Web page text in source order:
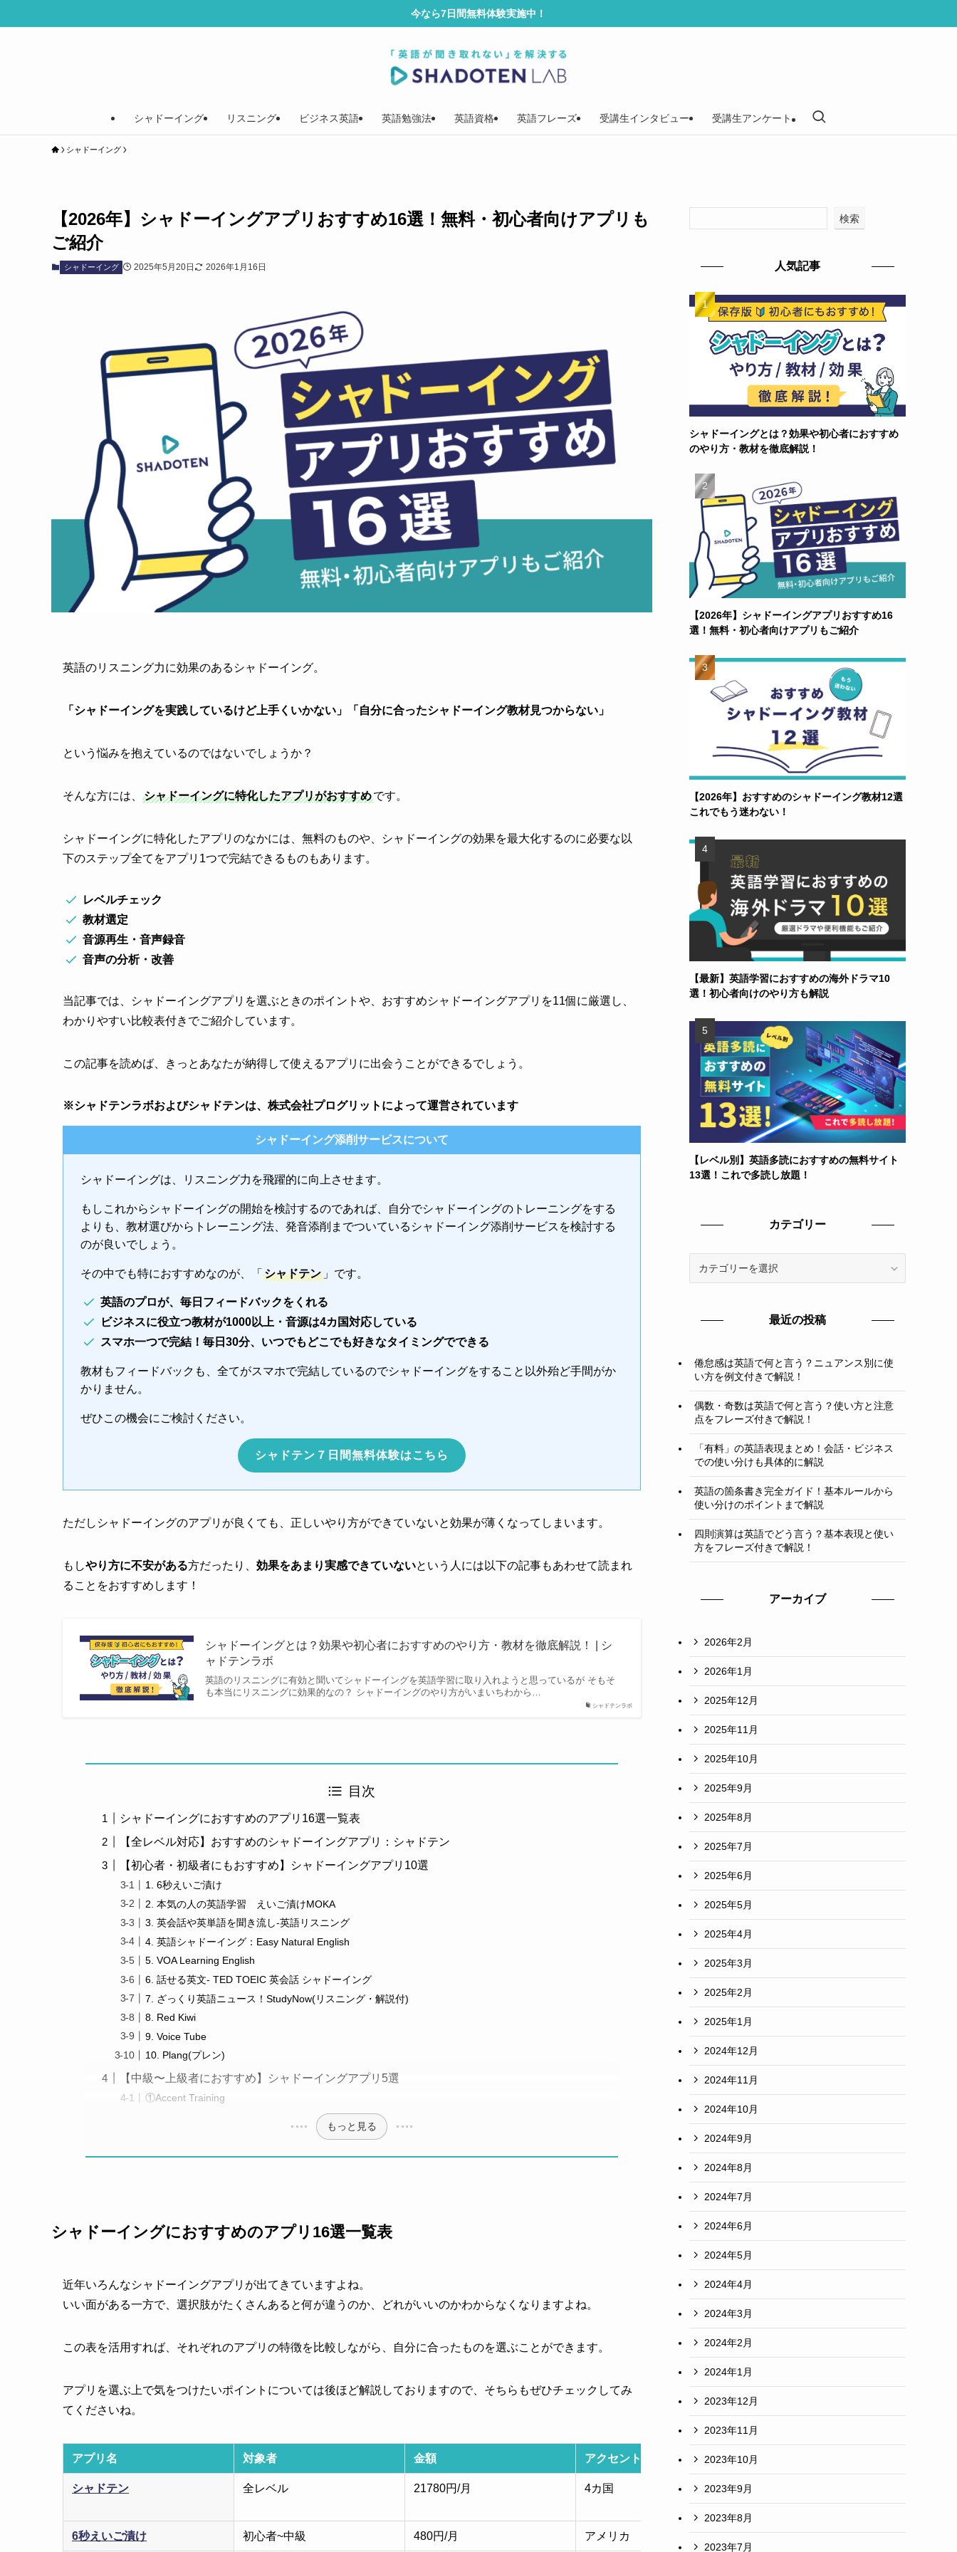
今なら7日間無料体験実施中！
シャドーイング リスニング ビジネス英語 英語勉強法 英語資格 英語フレーズ 受講生インタビュー 受講生アンケート
シャドーイング
【2026年】シャドーイングアプリおすすめ16選！無料・初心者向けアプリも
ご紹介
シャドーイング 2025年5月20日 2026年1月16日
英語のリスニング力に効果のあるシャドーイング。
「シャドーイングを実践しているけど上手くいかない」「自分に合ったシャドーイング教材見つからない」
という悩みを抱えているのではないでしょうか？
そんな方には、 シャドーイングに特化したアプリがおすすめです。
シャドーイングに特化したアプリのなかには、無料のものや、シャドーイングの効果を最大化するのに必要な以
下のステップ全てをアプリ1つで完結できるものもあります。
レベルチェック
教材選定
音源再生・音声録音
音声の分析・改善
当記事では、シャドーイングアプリを選ぶときのポイントや、おすすめシャドーイングアプリを11個に厳選し、
わかりやすい比較表付きでご紹介しています。
この記事を読めば、きっとあなたが納得して使えるアプリに出会うことができるでしょう。
※シャドテンラボおよびシャドテンは、株式会社プログリットによって運営されています
シャドーイング添削サービスについて
シャドーイングは、リスニング力を飛躍的に向上させます。
もしこれからシャドーイングの開始を検討するのであれば、自分でシャドーイングのトレーニングをする
よりも、教材選びからトレーニング法、発音添削までついているシャドーイング添削サービスを検討する
のが良いでしょう。
その中でも特におすすめなのが、「 シャドテン 」です。
英語のプロが、毎日フィードバックをくれる
ビジネスに役立つ教材が1000以上・音源は4カ国対応している
スマホ一つで完結！毎日30分、いつでもどこでも好きなタイミングでできる
教材もフィードバックも、全てがスマホで完結しているのでシャドーイングをすること以外殆ど手間がか
かりません。
ぜひこの機会にご検討ください。
シャドテン７日間無料体験はこちら
ただしシャドーイングのアプリが良くても、正しいやり方ができていないと効果が薄くなってしまいます。
もしやり方に不安がある方だったり、 効果をあまり実感できていないという人には以下の記事もあわせて読まれ
ることをおすすめします！
シャドテンラボ
シャドーイングとは？効果や初心者におすすめのやり方・教材を徹底解説！ | シ
ャドテンラボ
英語のリスニングに有効と聞いてシャドーイングを英語学習に取り入れようと思っているが そもそ
も本当にリスニングに効果的なの？ シャドーイングのやり方がいまいちわから…
目次
シャドーイングにおすすめのアプリ16選一覧表
【全レベル対応】おすすめのシャドーイングアプリ：シャドテン
【初心者・初級者にもおすすめ】シャドーイングアプリ10選
1. 6秒えいご漬け
2. 本気の人の英語学習 えいご漬けMOKA
3. 英会話や英単語を聞き流し-英語リスニング
4. 英語シャドーイング：Easy Natural English
5. VOA Learning English
6. 話せる英文- TED TOEIC 英会話 シャドーイング
7. ざっくり英語ニュース！StudyNow(リスニング・解説付)
8. Red Kiwi
9. Voice Tube
10. Plang(プレン)
【中級〜上級者におすすめ】シャドーイングアプリ5選
①Accent Training
もっと見る
シャドーイングにおすすめのアプリ16選一覧表
近年いろんなシャドーイングアプリが出てきていますよね。
いい面がある一方で、選択肢がたくさんあると何が違うのか、どれがいいのかわからなくなりますよね。
この表を活用すれば、それぞれのアプリの特徴を比較しながら、自分に合ったものを選ぶことができます。
アプリを選ぶ上で気をつけたいポイントについては後ほど解説しておりますので、そちらもぜひチェックしてみ
てくださいね。
アプリ名 対象者 金額 アクセント 音声機能の充実度
シャドテン 全レベル 21780円/月 4カ国
6秒えいご漬け 初心者~中級 480円/月 アメリカ ○
検索
人気記事
シャドーイングとは？効果や初心者におすすめ
のやり方・教材を徹底解説！
【2026年】シャドーイングアプリおすすめ16
選！無料・初心者向けアプリもご紹介
【2026年】おすすめのシャドーイング教材12選
これでもう迷わない！
【最新】英語学習におすすめの海外ドラマ10
選！初心者向けのやり方も解説
【レベル別】英語多読におすすめの無料サイト
13選！これで多読し放題！
カテゴリー
最近の投稿
倦怠感は英語で何と言う？ニュアンス別に使
い方を例文付きで解説！
偶数・奇数は英語で何と言う？使い方と注意
点をフレーズ付きで解説！
「有料」の英語表現まとめ！会話・ビジネス
での使い分けも具体的に解説
英語の箇条書き完全ガイド！基本ルールから
使い分けのポイントまで解説
四則演算は英語でどう言う？基本表現と使い
方をフレーズ付きで解説！
アーカイブ
2026年2月
2026年1月
2025年12月
2025年11月
2025年10月
2025年9月
2025年8月
2025年7月
2025年6月
2025年5月
2025年4月
2025年3月
2025年2月
2025年1月
2024年12月
2024年11月
2024年10月
2024年9月
2024年8月
2024年7月
2024年6月
2024年5月
2024年4月
2024年3月
2024年2月
2024年1月
2023年12月
2023年11月
2023年10月
2023年9月
2023年8月
2023年7月